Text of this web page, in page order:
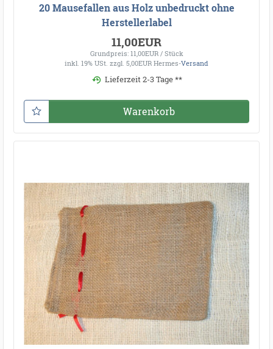
20 Mausefallen aus Holz unbedruckt ohne
Herstellerlabel
11,00EUR
Grundpreis: 11,00EUR / Stück
inkl. 19% USt. zzgl. 5,00EUR Hermes-Versand
Lieferzeit 2-3 Tage **
Warenkorb